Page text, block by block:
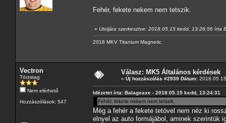
Fehér, fekete nekem nem tetszik.
« Utoljára szerkesztve: 2018.05.15 kedd, 13:26:56 írta
2018 MKV Titanium Magnetic
Vectron
Törzstag
Nem elérhető
Hozzászólások: 547
Válasz: MK5 Általános kérdések
« Új hozzászólás #2939 Dátum:
Idézetet írta: Balageaxe - 2018.05.15 kedd, 13:24:31
Fehér, fekete nekem nem tetszik.
Még a fehér a fekete tetövel nem néz ki
elnyel az auto formájábol, aminek szerintük